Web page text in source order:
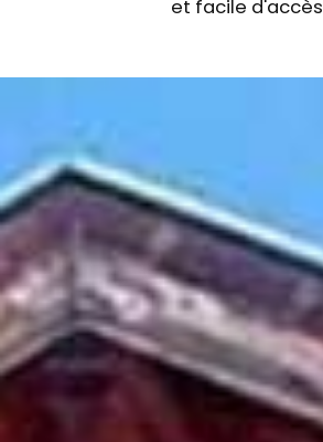
et facile d'accès